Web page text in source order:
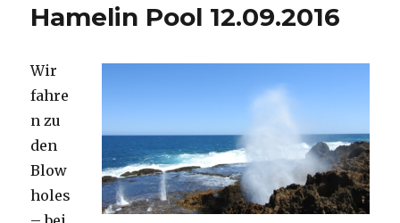
Hamelin Pool 12.09.2016
Wir
fahre
n zu
den
Blow
holes